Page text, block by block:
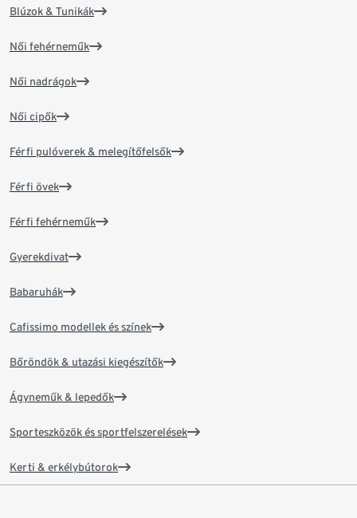
Blúzok & Tunikák
Női fehérneműk
Női nadrágok
Női cipők
Férfi pulóverek & melegítőfelsők
Férfi övek
Férfi fehérneműk
Gyerekdivat
Babaruhák
Cafissimo modellek és színek
Bőröndök & utazási kiegészítők
Ágyneműk & lepedők
Sporteszközök és sportfelszerelések
Kerti & erkélybútorok